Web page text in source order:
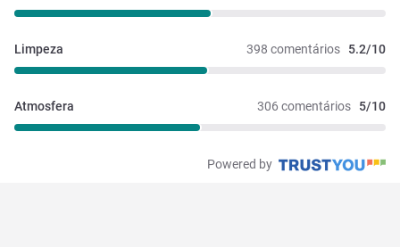
398 comentários 5.2/10
Limpeza
306 comentários 5/10
Atmosfera
Powered by